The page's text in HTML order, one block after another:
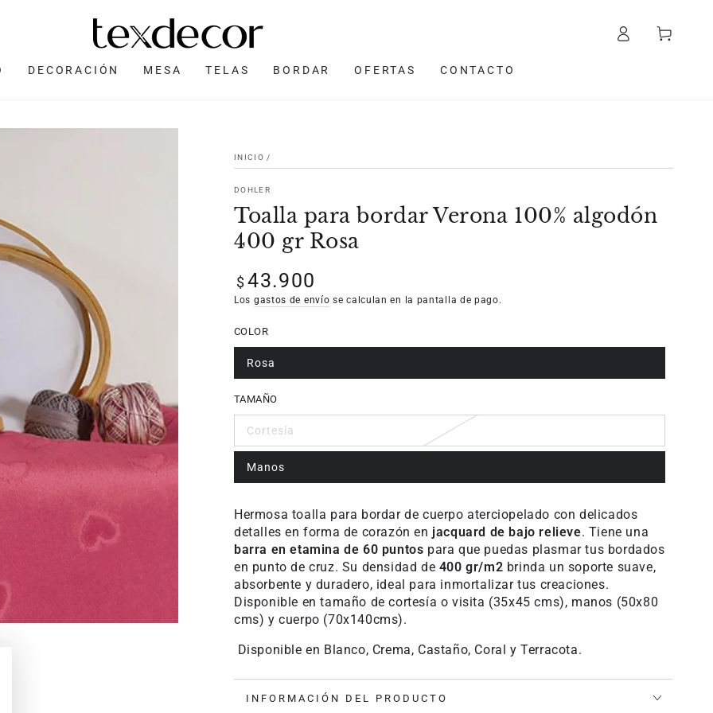
DECORACIÓN MESA TELAS BORDAR OFERTAS CONTACTO
sesión
Carrito
INICIO /
DOHLER
Toalla para bordar Verona 100% algodón
400 gr Rosa
Precio
regular
$ 43.900
Los gastos de envío se calculan en la pantalla de pago.
COLOR
Rosa
TAMAÑO
Cortesía
Manos
Hermosa toalla para bordar de cuerpo aterciopelado con delicados
detalles en forma de corazón en jacquard de bajo relieve. Tiene una
barra en etamina de 60 puntos para que puedas plasmar tus bordados
en punto de cruz. Su densidad de 400 gr/m2 brinda un soporte suave,
absorbente y duradero, ideal para inmortalizar tus creaciones.
Disponible en tamaño de cortesía o visita (35x45 cms), manos (50x80
cms) y cuerpo (70x140cms).
Disponible en Blanco, Crema, Castaño, Coral y Terracota.
INFORMACIÓN DEL PRODUCTO